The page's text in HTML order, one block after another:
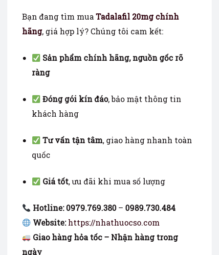
Bạn đang tìm mua Tadalafil 20mg chính
hãng, giá hợp lý? Chúng tôi cam kết:
Sản phẩm chính hãng, nguồn gốc rõ
ràng
Đóng gói kín đáo, bảo mật thông tin
khách hàng
Tư vấn tận tâm, giao hàng nhanh toàn
quốc
Giá tốt, ưu đãi khi mua số lượng
Hotline: 0979.769.380 – 0989.730.484
Website: https://nhathuocso.com
Giao hàng hỏa tốc – Nhận hàng trong
ngày